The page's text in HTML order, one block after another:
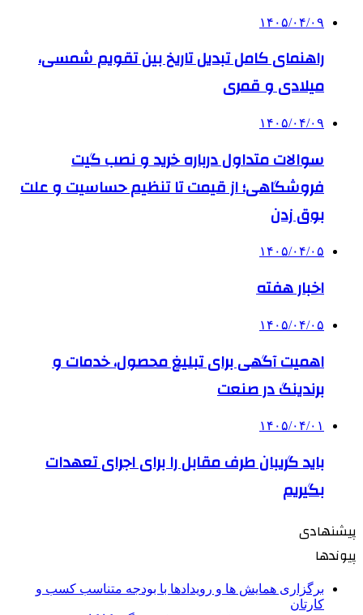
۱۴۰۵/۰۴/۰۹
راهنمای کامل تبدیل تاریخ بین تقویم شمسی،
میلادی و قمری
۱۴۰۵/۰۴/۰۹
سوالات متداول درباره خرید و نصب گیت
فروشگاهی؛ از قیمت تا تنظیم حساسیت و علت
بوق زدن
۱۴۰۵/۰۴/۰۵
اخبار هفته
۱۴۰۵/۰۴/۰۵
اهمیت آگهی برای تبلیغ محصول، خدمات و
برندینگ در صنعت
۱۴۰۵/۰۴/۰۱
باید گریبان طرف مقابل را برای اجرای تعهدات
بگیریم
پیشنهادی
پیوندها
برگزاری همایش ها و رویدادها با بودجه متناسب کسب و
کارتان